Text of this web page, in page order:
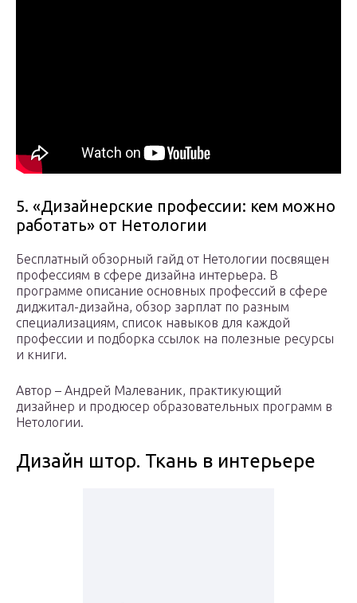
5. «Дизайнерские профессии: кем можно
работать» от Нетологии
Бесплатный обзорный гайд от Нетологии посвящен
профессиям в сфере дизайна интерьера. В
программе описание основных профессий в сфере
диджитал-дизайна, обзор зарплат по разным
специализациям, список навыков для каждой
профессии и подборка ссылок на полезные ресурсы
и книги.
Автор – Андрей Малеваник, практикующий
дизайнер и продюсер образовательных программ в
Нетологии.
Дизайн штор. Ткань в интерьере